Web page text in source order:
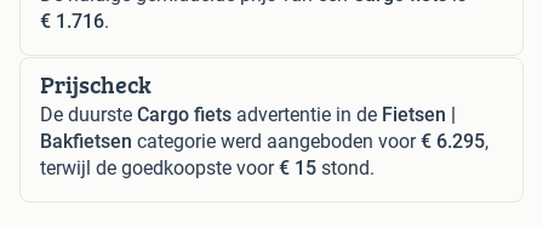
€ 1.716.
Prijscheck
De duurste Cargo fiets advertentie in de Fietsen |
Bakfietsen categorie werd aangeboden voor€ 6.295,
terwijl de goedkoopste voor€ 15 stond.